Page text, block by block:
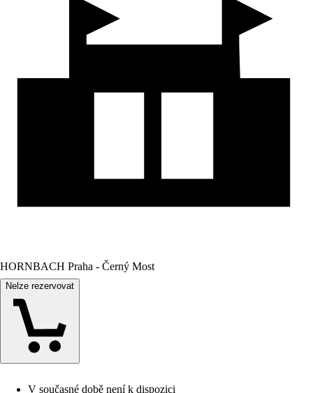
HORNBACH Praha - Černý Most
Nelze rezervovat
V současné době není k dispozici